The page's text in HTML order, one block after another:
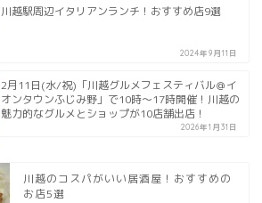
川越駅周辺イタリアンランチ！おすすめ店9選
2024年9月11日
2月11日(水/祝)「川越グルメフェスティバル＠イ
オンタウンふじみ野」で10時〜17時開催！川越の
魅力的なグルメとショップが10店舗出店！
2026年1月31日
川越のコスパがいい居酒屋！おすすめの
お店5選